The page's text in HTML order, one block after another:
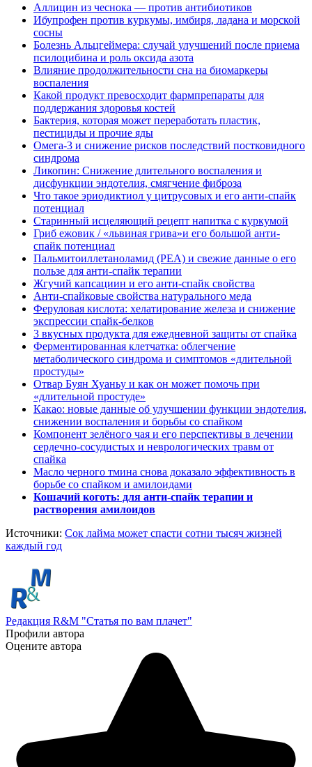
Аллицин из чеснока — против антибиотиков
Ибупрофен против куркумы, имбиря, ладана и морской
сосны
Болезнь Альцгеймера: случай улучшений после приема
псилоцибина и роль оксида азота
Влияние продолжительности сна на биомаркеры
воспаления
Какой продукт превосходит фармпрепараты для
поддержания здоровья костей
Бактерия, которая может переработать пластик,
пестициды и прочие яды
Омега-3 и снижение рисков последствий постковидного
синдрома
Ликопин: Снижение длительного воспаления и
дисфункции эндотелия, смягчение фиброза
Что такое эриодиктиол у цитрусовых и его анти-спайк
потенциал
Старинный исцеляющий рецепт напитка с куркумой
Гриб ежовик / «львиная грива»и его большой анти-
спайк потенциал
Пальмитоиллетаноламид (PEA) и свежие данные о его
пользе для анти-спайк терапии
Жгучий капсациин и его анти-спайк свойства
Анти-спайковые свойства натурального меда
Феруловая кислота: хелатирование железа и снижение
экспрессии спайк-белков
3 вкусных продукта для ежедневной защиты от спайка
Ферментированная клетчатка: облегчение
метаболического синдрома и симптомов «длительной
простуды»
Отвар Буян Хуаньу и как он может помочь при
«длительной простуде»
Какао: новые данные об улучшении функции эндотелия,
снижении воспаления и борьбы со спайком
Компонент зелёного чая и его перспективы в лечении
сердечно-сосудистых и неврологических травм от
спайка
Масло черного тмина снова доказало эффективность в
борьбе со спайком и амилоидами
Кошачий коготь: для анти-спайк терапии и
растворения амилоидов
Источники: Сок лайма может спасти сотни тысяч жизней
каждый год
Редакция R&M "Статья по вам плачет"
Профили автора
Оцените автора